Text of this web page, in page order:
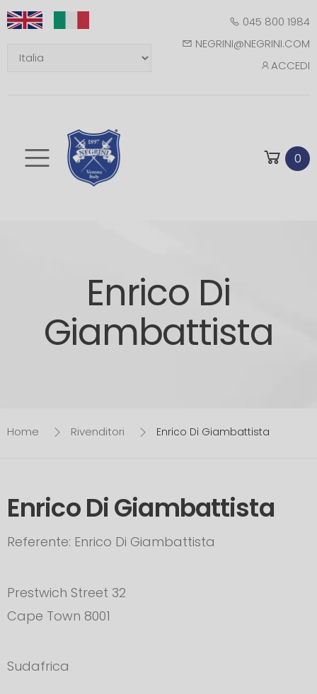
045 800 1984
NEGRINI@NEGRINI.COM
ACCEDI
Toggle mobile 0
Enrico Di
Giambattista
Home Rivenditori Enrico Di Giambattista
Enrico Di Giambattista
Referente: Enrico Di Giambattista
Prestwich Street 32
Cape Town 8001
Sudafrica